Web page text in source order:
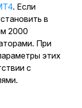
. Если
в
2000
При
этих
с